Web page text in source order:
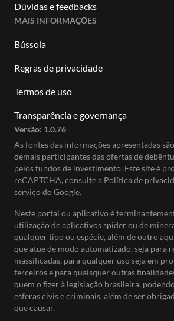
Dúvidas e feedbacks
MAIS INFORMAÇÕES
Bússola
Regras de privacidade
Termos de uso
Transparência e governança
Versão: 1.0.76
As fontes das informações apresentadas
demais participantes das ofertas de
pelos fundos de investimento. Este site é
reCAPTCHA, consulte a Política de
serviço do Google.
Neste portal ou aplicativo é
utilização de aplicativos spider ou de
qualquer tipo ou espécie, além de outro
que atue de modo automatizado, seja para
massificadas, para qualquer uso seja em
terceiros e para quaisquer outras
quem o fizer à legislação brasileira,
esferas civis e criminais, além de ser
que causar.